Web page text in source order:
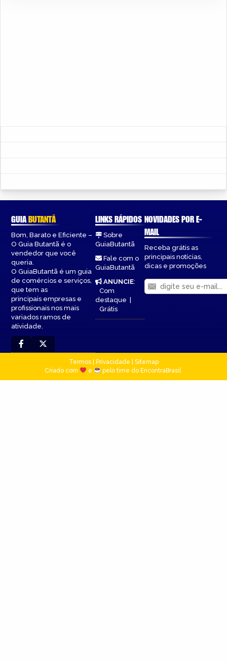
GUIABUTANTÃ
Bom, Barato e Eficiente –
O Guia Butantã é o
vendedor que você
queria.
O GuiaButantã é um guia
de comércios e serviços,
que tem as
principais empresas e
profissionais nos mais
variados ramos de
atividade.
LINKS RÁPIDOS
Sobre
GuiaButantã
Fale com o
GuiaButantã
ANUNCIE:
Com
destaque|
Grátis
NOVIDADES POR E-
MAIL
Receba grátis as
principais notícias,
dicas e promoções
Termos| Privacidade
Sitemap
Criado com
e pelo time do EncontraBrasil